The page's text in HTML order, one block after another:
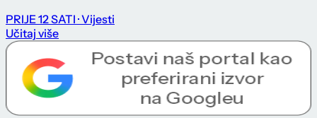
PRIJE 12 SATI · Vijesti
Učitaj više